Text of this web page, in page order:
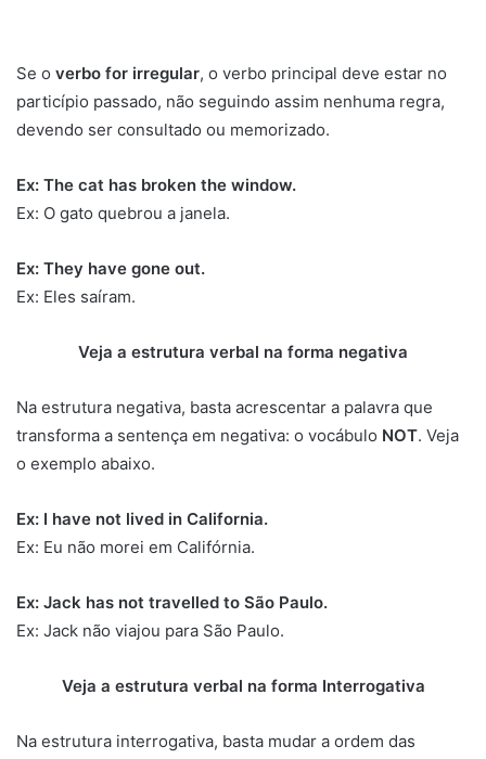
Se o verbo for irregular, o verbo principal deve estar no
particípio passado, não seguindo assim nenhuma regra,
devendo ser consultado ou memorizado.
Ex: The cat has broken the window.
Ex: O gato quebrou a janela.
Ex: They have gone out.
Ex: Eles saíram.
Veja a estrutura verbal na forma negativa
Na estrutura negativa, basta acrescentar a palavra que
transforma a sentença em negativa: o vocábulo NOT. Veja
o exemplo abaixo.
Ex: I have not lived in California.
Ex: Eu não morei em Califórnia.
Ex: Jack has not travelled to São Paulo.
Ex: Jack não viajou para São Paulo.
Veja a estrutura verbal na forma Interrogativa
Na estrutura interrogativa, basta mudar a ordem das